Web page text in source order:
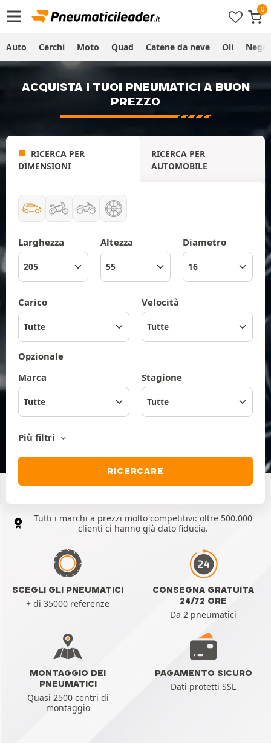
Auto Cerchi Moto Quad Catene da neve Oli
ACQUISTA I TUOI PNEUMATICI A BUON
PREZZO
RICERCA PER
DIMENSIONI
RICERCA PER
AUTOMOBILE
Larghezza Altezza Diametro
Carico Velocità
Opzionale
Marca
Tutte
Stagione
Più filtri
RICERCARE
Tutti i marchi a prezzi molto competitivi: oltre 500.000
clienti ci hanno già dato fiducia.
SCEGLI GLI PNEUMATICI
+ di 35000 referenze
CONSEGNA GRATUITA
24/72 ORE
Da 2 pneumatici
MONTAGGIO DEI
PNEUMATICI
Quasi 2500 centri di
montaggio
PAGAMENTO SICURO
Dati protetti SSL